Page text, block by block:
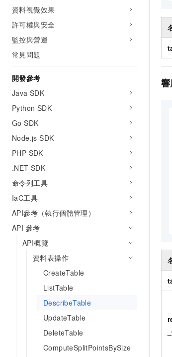
資料視覺效果
許可權與安全
監控與營運
常見問題
開發參考
Java SDK
Python SDK
Go SDK
Node.js SDK
PHP SDK
.NET SDK
命令列工具
IaC工具
API參考（執行個體管理）
API 參考
API概覽
資料表操作
CreateTable
ListTable
DescribeTable
UpdateTable
DeleteTable
ComputeSplitPointsBySize